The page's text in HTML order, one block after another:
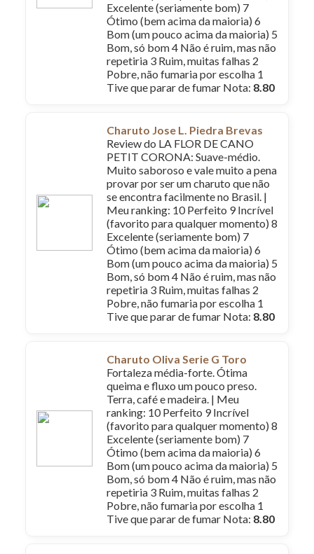
Excelente (seriamente bom) 7
Ótimo (bem acima da maioria) 6
Bom (um pouco acima da maioria) 5
Bom, só bom 4 Não é ruim, mas não
repetiria 3 Ruim, muitas falhas 2
Pobre, não fumaria por escolha 1
Tive que parar de fumar Nota: 8.80
Charuto Jose L. Piedra Brevas
Review do LA FLOR DE CANO
PETIT CORONA: Suave-médio.
Muito saboroso e vale muito a pena
provar por ser um charuto que não
se encontra facilmente no Brasil. |
Meu ranking: 10 Perfeito 9 Incrível
(favorito para qualquer momento) 8
Excelente (seriamente bom) 7
Ótimo (bem acima da maioria) 6
Bom (um pouco acima da maioria) 5
Bom, só bom 4 Não é ruim, mas não
repetiria 3 Ruim, muitas falhas 2
Pobre, não fumaria por escolha 1
Tive que parar de fumar Nota: 8.80
Charuto Oliva Serie G Toro
Fortaleza média-forte. Ótima
queima e fluxo um pouco preso.
Terra, café e madeira. | Meu
ranking: 10 Perfeito 9 Incrível
(favorito para qualquer momento) 8
Excelente (seriamente bom) 7
Ótimo (bem acima da maioria) 6
Bom (um pouco acima da maioria) 5
Bom, só bom 4 Não é ruim, mas não
repetiria 3 Ruim, muitas falhas 2
Pobre, não fumaria por escolha 1
Tive que parar de fumar Nota: 8.80